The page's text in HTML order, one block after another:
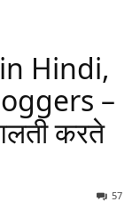
Hindi,
–
करते
57